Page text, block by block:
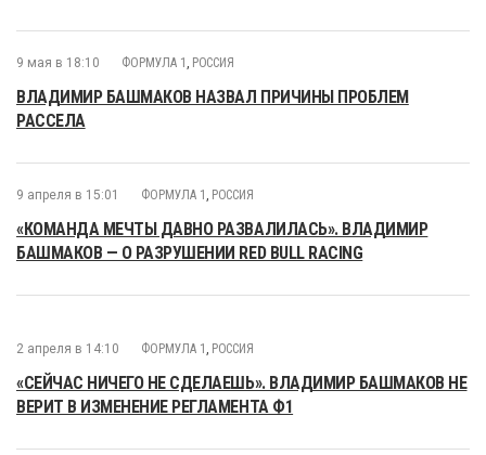
9 мая в 18:10 ФОРМУЛА 1 , РОССИЯ
ВЛАДИМИР БАШМАКОВ НАЗВАЛ ПРИЧИНЫ ПРОБЛЕМ
РАССЕЛА
9 апреля в 15:01 ФОРМУЛА 1 , РОССИЯ
«КОМАНДА МЕЧТЫ ДАВНО РАЗВАЛИЛАСЬ». ВЛАДИМИР
БАШМАКОВ — О РАЗРУШЕНИИ RED BULL RACING
2 апреля в 14:10 ФОРМУЛА 1 , РОССИЯ
«СЕЙЧАС НИЧЕГО НЕ СДЕЛАЕШЬ». ВЛАДИМИР БАШМАКОВ НЕ
ВЕРИТ В ИЗМЕНЕНИЕ РЕГЛАМЕНТА Ф1